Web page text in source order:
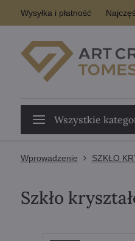
Wysyłka i płatność
Wszystkie
Wprowadzenie SZKŁO
Szkło